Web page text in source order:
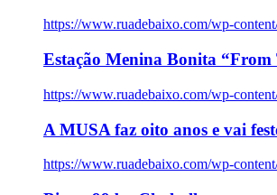
https://www.ruadebaixo.com/wp-
Estação Menina Bonita “From
https://www.ruadebaixo.com/wp-
A MUSA faz oito anos e vai
https://www.ruadebaixo.com/wp-